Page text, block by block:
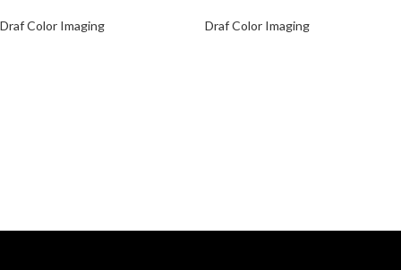
Draf Color Imaging Draf Color Imaging